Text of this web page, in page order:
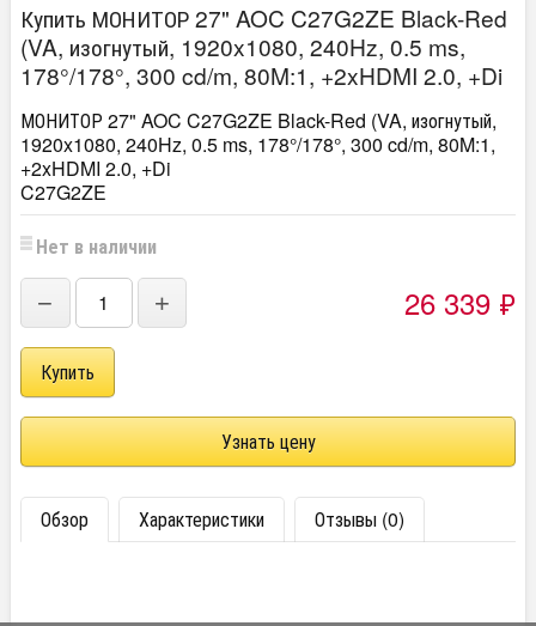
Купить МОНИТОР 27" AOC C27G2ZE Black-Red
(VA, изогнутый, 1920x1080, 240Hz, 0.5 ms,
178°/178°, 300 cd/m, 80M:1, +2xHDMI 2.0, +Di
МОНИТОР 27" AOC C27G2ZE Black-Red (VA, изогнутый,
1920x1080, 240Hz, 0.5 ms, 178°/178°, 300 cd/m, 80M:1,
+2xHDMI 2.0, +Di
C27G2ZE
Нет в наличии
− + 26 339 ₽
Узнать цену
Обзор Характеристики Отзывы (0)